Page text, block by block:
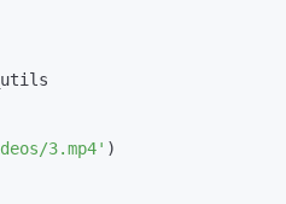
3.mp4' )
大模型服务
大模型ACA认证体验
开发者生态解决方案